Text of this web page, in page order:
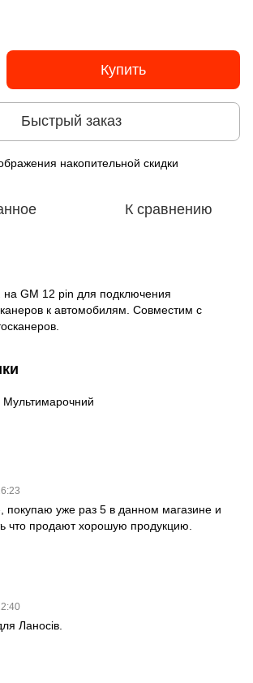
Купить
Быстрый заказ
накопительной скидки
К сравнению
на GM 12 pin для подключения
к автомобилям. Совместим с
Мультимарочний
покупаю уже раз 5 в данном магазине и
что продают хорошую продукцию.
Ланосів.